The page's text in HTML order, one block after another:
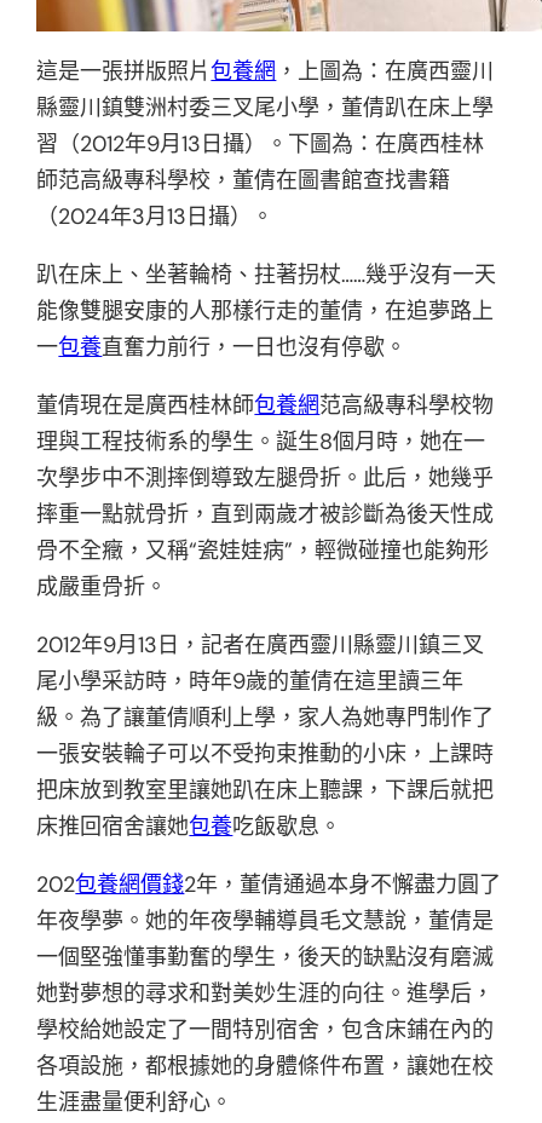
這是一張拼版照片包養網 ，上圖為：在廣西靈川
縣靈川鎮雙洲村委三叉尾小學，董倩趴在床上學
習（2012年9月13日攝）。下圖為：在廣西桂林
師范高級專科學校，董倩在圖書館查找書籍
（2024年3月13日攝）。
趴在床上、坐著輪椅、拄著拐杖……幾乎沒有一天
能像雙腿安康的人那樣行走的董倩，在追夢路上
一包養直奮力前行，一日也沒有停歇。
董倩現在是廣西桂林師包養網范高級專科學校物
理與工程技術系的學生。誕生8個月時，她在一
次學步中不測摔倒導致左腿骨折。此后，她幾乎
摔重一點就骨折，直到兩歲才被診斷為後天性成
骨不全癥，又稱“瓷娃娃病”，輕微碰撞也能夠形
成嚴重骨折。
2012年9月13日，記者在廣西靈川縣靈川鎮三叉
尾小學采訪時，時年9歲的董倩在這里讀三年
級。為了讓董倩順利上學，家人為她專門制作了
一張安裝輪子可以不受拘束推動的小床，上課時
把床放到教室里讓她趴在床上聽課，下課后就把
床推回宿舍讓她包養吃飯歇息。
202包養網價錢2年，董倩通過本身不懈盡力圓了
年夜學夢。她的年夜學輔導員毛文慧說，董倩是
一個堅強懂事勤奮的學生，後天的缺點沒有磨滅
她對夢想的尋求和對美妙生涯的向往。進學后，
學校給她設定了一間特別宿舍，包含床鋪在內的
各項設施，都根據她的身體條件布置，讓她在校
生涯盡量便利舒心。